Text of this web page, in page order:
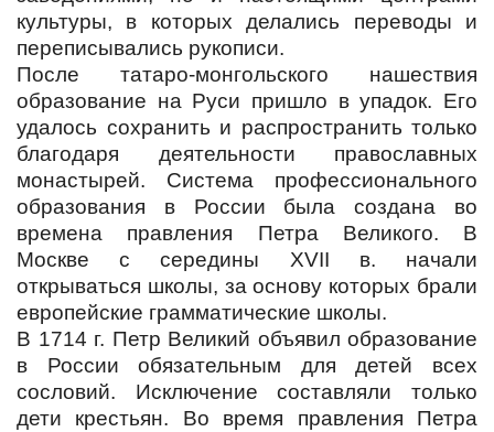
культуры, в которых делались переводы и
переписывались рукописи.
После татаро-монгольского нашествия
образование на Руси пришло в упадок. Его
удалось сохранить и распространить только
благодаря деятельности православных
монастырей. Система профессионального
образования в России была создана во
времена правления Петра Великого. В
Москве с середины XVII в. начали
открываться школы, за основу которых брали
европейские грамматические школы.
В 1714 г. Петр Великий объявил образование
в России обязательным для детей всех
сословий. Исключение составляли только
дети крестьян. Во время правления Петра